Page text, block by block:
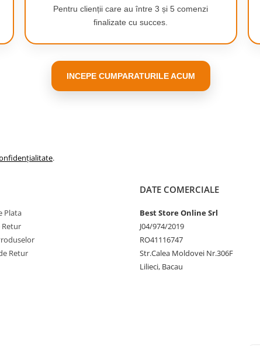
individuale.
Pentru clienții care au între 3 și 5 comenzi
finalizate cu succes.
INCEPE CUMPARATURILE ACUM
.
Plata
Retur
Retur
DATE COMERCIALE
Best Store Online Srl
J04/974/2019
RO41116747
Str.Calea Moldovei Nr.306F
Lilieci, Bacau